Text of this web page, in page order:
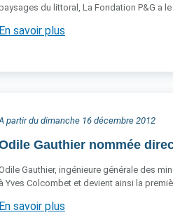
du littoral, La Fondation P&G a
En savoir plus
partir du dimanche 16 décembre 2012
Gauthier nommée
Gauthier, ingénieure générale des
à Yves Colcombet et devient ainsi la
En savoir plus